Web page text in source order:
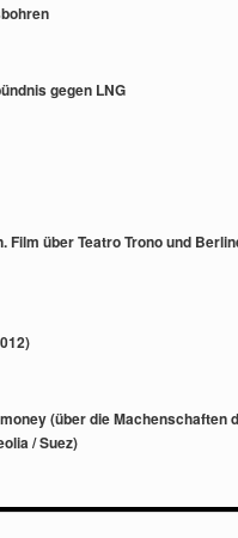
gegen LNG
Film über Teatro Trono und
(über die Machenschaften
/ Suez)